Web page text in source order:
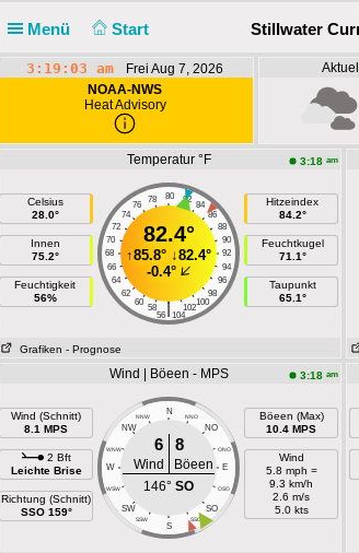
Menü Start Stillwater
3:19:03 am
Frei Aug 7, 2026
NOAA-NWS
Heat Advisory
Temperatur °F 3:18 am
Celsius
28.0°
Innen
75.2°
Feuchtigkeit
56%
80
78 82
76
84
74
86
72
88
70
90
68
92
66
94
64
96
62
98
60
100
58 102
|
56 104
82.4°
↑85.8° ↓82.4°
-0.4°
Hitzeindex
84.2°
Feuchtkugel
71.1°
Taupunkt
65.1°
Grafiken - Prognose
Wind | Böeen - MPS 3:18 am
Wind (Schnitt)
8.1 MPS
2 Bft
Leichte Brise
Richtung (Schnitt)
SSO 159°
N
NNW NNO
NW NO
WNW ONO
W E
WSW OSO
SW SO
SSW SSO
S
6 8
Wind
Böeen
146° SO
Böeen (Max)
10.4 MPS
Wind
5.8 mph =
9.3 km/h
2.6 m/s
5.0 kts